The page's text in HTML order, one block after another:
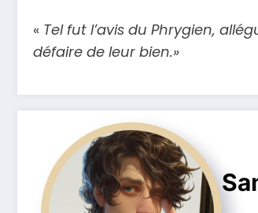
« Tel fut l’avis du Phrygien,
défaire de leur bien.»